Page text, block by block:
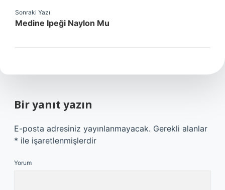
Sonraki Yazı
Medine Ipeği Naylon Mu
Bir yanıt yazın
E-posta adresiniz yayınlanmayacak. Gerekli alanlar
* ile işaretlenmişlerdir
Yorum